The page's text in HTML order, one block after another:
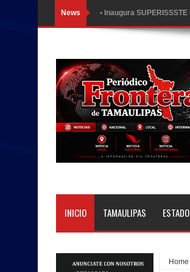
News Respaldan candidatura
Beto Granados inicia
Beto Granados inicia
Participa Beto Granados
Más de 40 unidades de
Se registra Raúl Flores
INAUGURA BETO
GRUPO VOLUNTARIO
INICIO TAMAULIPAS ESTADO
Home